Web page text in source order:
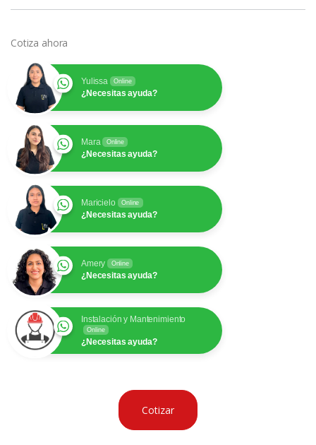
Cotiza ahora
Yulissa Online
¿Necesitas ayuda?
Mara Online
¿Necesitas ayuda?
Maricielo Online
¿Necesitas ayuda?
Amery Online
¿Necesitas ayuda?
Instalación y Mantenimiento
Online
¿Necesitas ayuda?
Cotizar